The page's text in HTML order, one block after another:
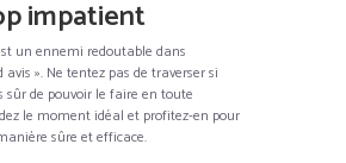
impatient
un ennemi redoutable dans
avis ». Ne tentez pas de traverser si
sûr de pouvoir le faire en toute
le moment idéal et profitez-en pour
sûre et efficace.